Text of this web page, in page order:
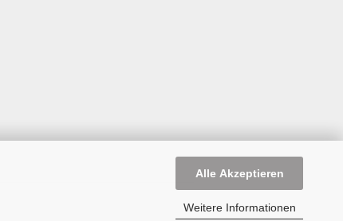
Alle Akzeptieren
Weitere Informationen